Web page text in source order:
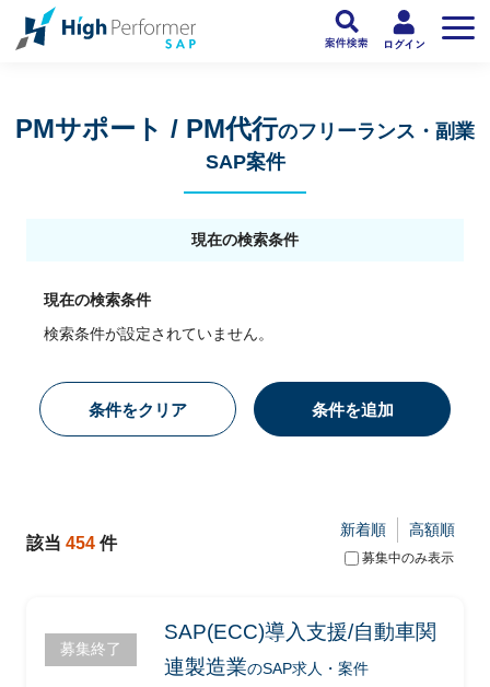
PMサポート / PM代行のフリーランス・副業
SAP案件
現在の検索条件
現在の検索条件
検索条件が設定されていません。
条件をクリア 条件を追加
該当 454 件
募集中のみ表示
新着順 高額順
募集終了
SAP(ECC)導入支援/自動車関
連製造業のSAP求人・案件